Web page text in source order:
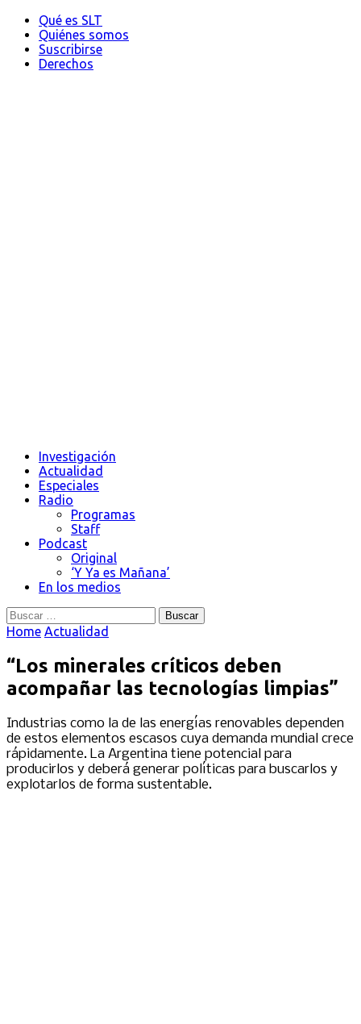
Qué es SLT
Quiénes somos
Suscribirse
Derechos
Investigación
Actualidad
Especiales
Radio
Programas
Staff
Podcast
Original
‘Y Ya es Mañana’
En los medios
Buscar:
Home Actualidad
“Los minerales críticos deben
acompañar las tecnologías limpias”
Industrias como la de las energías renovables dependen
de estos elementos escasos cuya demanda mundial crece
rápidamente. La Argentina tiene potencial para
producirlos y deberá generar políticas para buscarlos y
explotarlos de forma sustentable.